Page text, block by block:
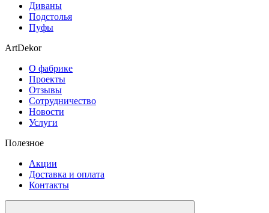
Диваны
Подстолья
Пуфы
ArtDekor
О фабрике
Проекты
Отзывы
Сотрудничество
Новости
Услуги
Полезное
Акции
Доставка и оплата
Контакты